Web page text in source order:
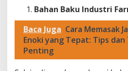
Bahan Baku Industri
Baca Juga Cara Memasak
Enoki yang Tepat: Tips dan
Penting